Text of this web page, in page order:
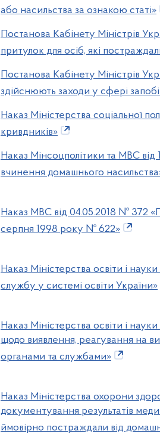
або насильства за ознакою статі»
Постанова Кабінету Міністрів
притулок для осіб, які
Постанова Кабінету Міністрів
здійснюють заходи у сфері
Наказ Міністерства соціальної
кривдників»
Наказ Мінсоцполітики та МВС
вчинення домашнього
Наказ МВС від 04.05.2018 № 372
серпня 1998 року № 622»
Наказ Міністерства освіти і
службу у системі освіти України»
Наказ Міністерства освіти і
щодо виявлення, реагування на
органами та службами»
Наказ Міністерства охорони
документування результатів
ймовірно постраждали від